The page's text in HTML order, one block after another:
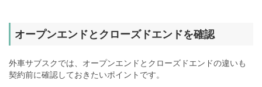
オープンエンドとクローズドエンドを確認
外車サブスクでは、オープンエンドとクローズドエンドの違いも
契約前に確認しておきたいポイントです。